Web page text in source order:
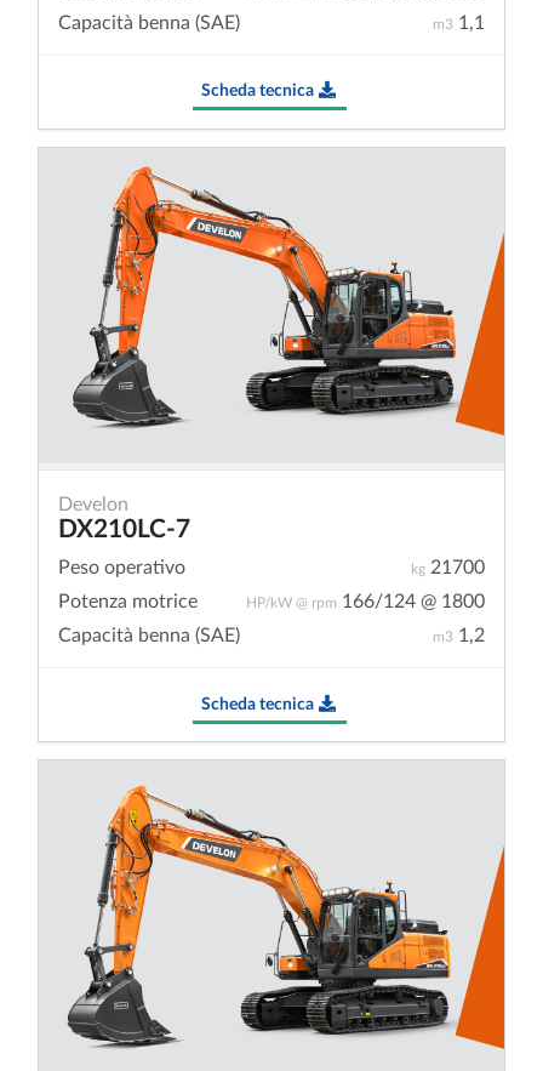
m3 1,1
Capacità benna (SAE)
Scheda tecnica
Develon
DX210LC-7
kg 21700
Peso operativo
HP/kW @ rpm 166/124 @ 1800
Potenza motrice
m3 1,2
Capacità benna (SAE)
Scheda tecnica